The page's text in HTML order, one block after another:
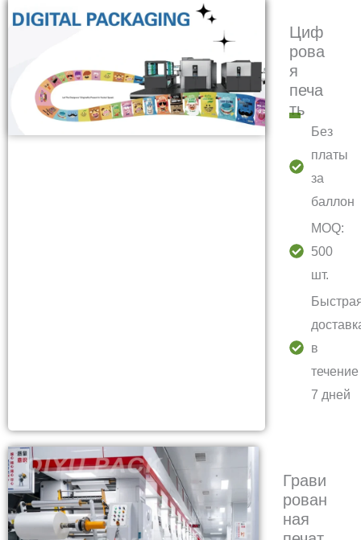
Циф
рова
я
печа
ть
Без
платы
за
баллон
MOQ:
500
шт.
в
течение
7 дней
Грави
рован
ная